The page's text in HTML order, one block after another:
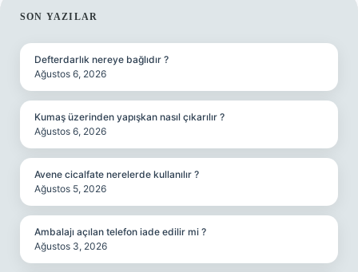
SIDEBAR
SON YAZILAR
Defterdarlık nereye bağlıdır ?
Ağustos 6, 2026
Kumaş üzerinden yapışkan nasıl çıkarılır ?
Ağustos 6, 2026
Avene cicalfate nerelerde kullanılır ?
Ağustos 5, 2026
Ambalajı açılan telefon iade edilir mi ?
Ağustos 3, 2026